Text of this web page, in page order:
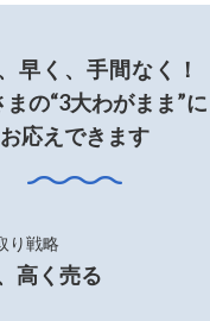
早く、手間なく！
まの“3大わがまま”に
お応えできます
り戦略
高く売る